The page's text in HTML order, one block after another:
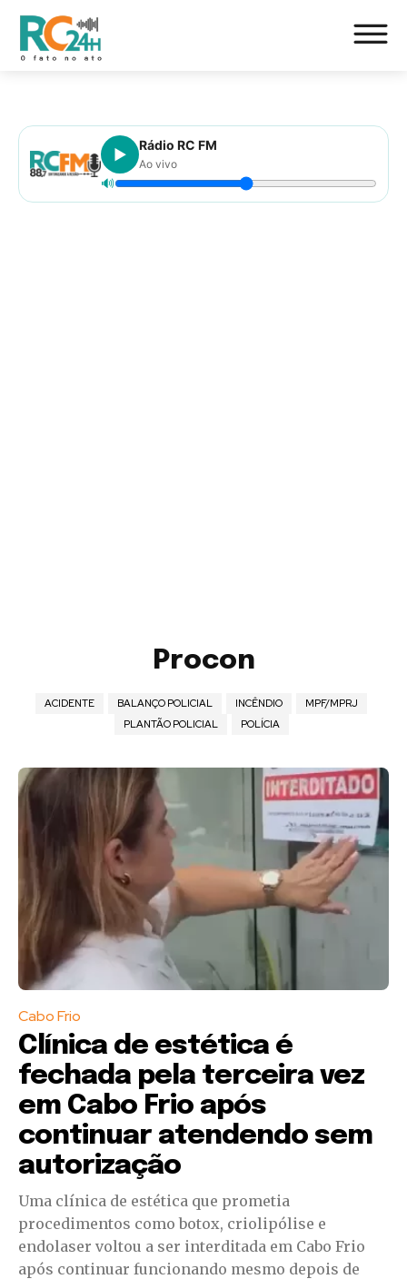
▶ Rádio RC FM
Ao vivo
🔊
Procon
ACIDENTE BALANÇO POLICIAL INCÊNDIO
MPF/MPRJ
PLANTÃO POLICIAL
POLÍCIA
Cabo Frio
Clínica de estética é
fechada pela terceira vez
em Cabo Frio após
continuar atendendo sem
autorização
Uma clínica de estética que prometia
procedimentos como botox, criolipólise e
endolaser voltou a ser interditada em Cabo Frio
após continuar funcionando mesmo depois de